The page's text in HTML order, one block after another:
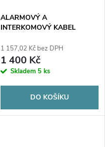
ALARMOVÝ A
INTERKOMOVÝ KABEL
1 157,02 Kč bez DPH
1 400 Kč
Skladem 5 ks
DO KOŠÍKU